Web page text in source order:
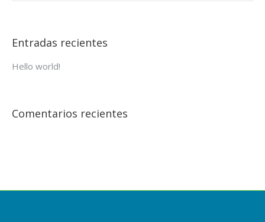
Entradas recientes
Hello world!
Comentarios recientes